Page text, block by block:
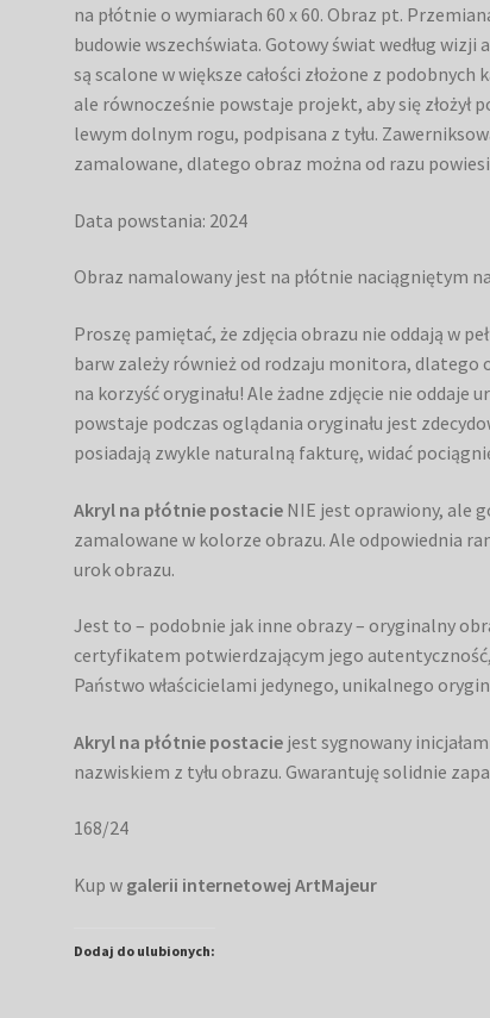
na płótnie o wymiarach 60 x 60. Obraz pt.
budowie wszechświata. Gotowy świat według
są scalone w większe całości złożone z
ale równocześnie powstaje projekt, aby się złożył
lewym dolnym rogu, podpisana z tyłu.
zamalowane, dlatego obraz można od razu
Data powstania: 2024
Obraz namalowany jest na płótnie naciągniętym
Proszę pamiętać, że zdjęcia obrazu nie oddają w
barw zależy również od rodzaju monitora, dlatego
na korzyść oryginału! Ale żadne zdjęcie nie oddaje
powstaje podczas oglądania oryginału jest
posiadają zwykle naturalną fakturę, widać
Akryl na płótnie postacie NIE jest oprawiony, ale
zamalowane w kolorze obrazu. Ale odpowiednia
urok obrazu.
Jest to – podobnie jak inne obrazy – oryginalny
certyfikatem potwierdzającym jego
Państwo właścicielami jedynego, unikalnego
Akryl na płótnie postacie jest sygnowany
nazwiskiem z tyłu obrazu. Gwarantuję solidnie
168/24
Kup w galerii internetowej ArtMajeur
Dodaj do ulubionych: